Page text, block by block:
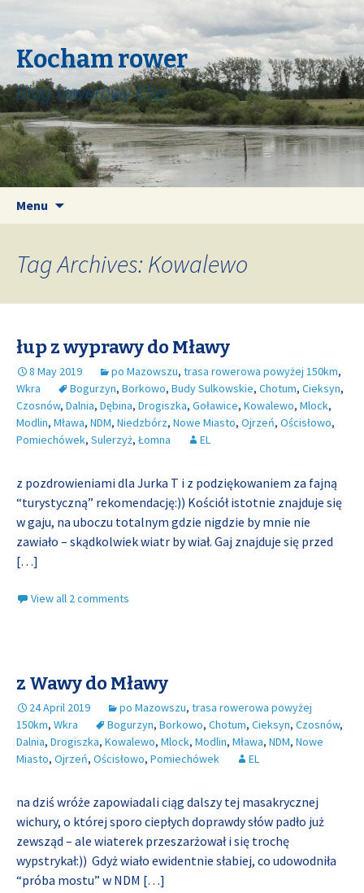
Kocham rower
blog rowerowy Elizy
Menu
Tag Archives: Kowalewo
łup z wyprawy do Mławy
8 May 2019 po Mazowszu, trasa rowerowa powyżej 150km,
Wkra
Bogurzyn, Borkowo, Budy Sulkowskie, Chotum, Cieksyn,
Czosnów, Dalnia, Dębina, Drogiszka, Goławice, Kowalewo, Mlock,
Modlin, Mława, NDM, Niedzbórz, Nowe Miasto, Ojrzeń, Ościsłowo,
Pomiechówek, Sulerzyż, Łomna EL
z pozdrowieniami dla Jurka T i z podziękowaniem za fajną
“turystyczną” rekomendację:)) Kościół istotnie znajduje się
w gaju, na uboczu totalnym gdzie nigdzie by mnie nie
zawiało – skądkolwiek wiatr by wiał. Gaj znajduje się przed
[…]
View all 2 comments
z Wawy do Mławy
24 April 2019 po Mazowszu, trasa rowerowa powyżej
150km, Wkra Bogurzyn, Borkowo, Chotum, Cieksyn, Czosnów,
Dalnia, Drogiszka, Kowalewo, Mlock, Modlin, Mława, NDM, Nowe
Miasto, Ojrzeń, Ościsłowo, Pomiechówek EL
na dziś wróże zapowiadali ciąg dalszy tej masakrycznej
wichury, o której sporo ciepłych doprawdy słów padło już
zewsząd – ale wiaterek przeszarżował i się trochę
wypstrykał:)) Gdyż wiało ewidentnie słabiej, co udowodniła
“próba mostu” w NDM […]